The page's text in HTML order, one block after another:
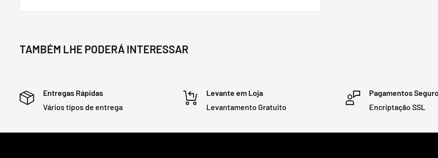
TAMBÉM LHE PODERÁ INTERESSAR
Entregas Rápidas
Vários tipos de entrega
Levante em Loja
Levantamento Gratuito
Pagamentos
Encriptação SSL